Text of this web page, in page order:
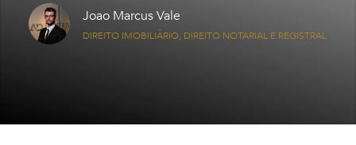
Joao Marcus Vale
DIREITO IMOBILIÁRIO, DIREITO NOTARIAL E REGISTRAL